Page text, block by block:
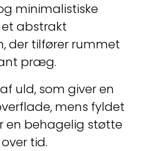
minimalistiske
et abstrakt
der tilfører rummet
præg.
uld, som giver en
mens fyldet
en behagelig støtte
tid.